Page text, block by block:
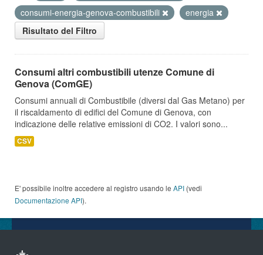
consumi-energia-genova-combustibili
energia
Risultato del Filtro
Consumi altri combustibili utenze Comune di
Genova (ComGE)
Consumi annuali di Combustibile (diversi dal Gas Metano) per
il riscaldamento di edifici del Comune di Genova, con
indicazione delle relative emissioni di CO2. I valori sono...
CSV
E' possibile inoltre accedere al registro usando le API (vedi
Documentazione API).